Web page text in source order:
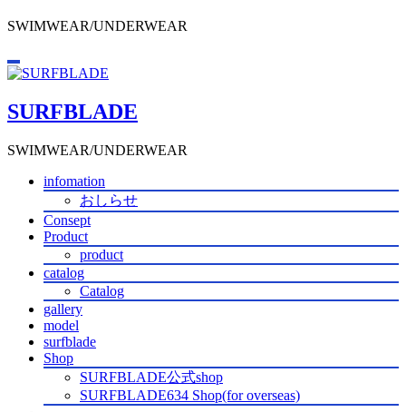
SWIMWEAR/UNDERWEAR
SURFBLADE
SWIMWEAR/UNDERWEAR
infomation
おしらせ
Consept
Product
product
catalog
Catalog
gallery
model
surfblade
Shop
SURFBLADE公式shop
SURFBLADE634 Shop(for overseas)